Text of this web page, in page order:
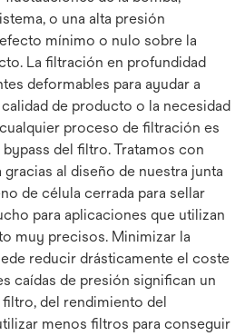
o una alta presión
mínimo o nulo sobre la
La filtración en profundidad
deformables para ayudar a
de producto o la necesidad
proceso de filtración es
del filtro. Tratamos con
al diseño de nuestra junta
de célula cerrada para sellar
para aplicaciones que utilizan
muy precisos. Minimizar la
reducir drásticamente el coste
caídas de presión significan un
del rendimiento del
menos filtros para conseguir